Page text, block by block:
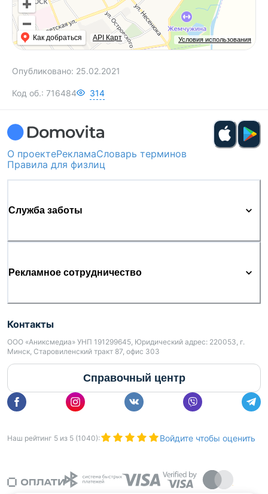
Условия использования
Как добраться API Карт
Опубликовано: 25.02.2021
Код об.: 716484 314
О проектеРекламаСловарь терминов
Правила для физлиц
Служба заботы
Рекламное сотрудничество
Контакты
ООО «Аниксмедиа» УНП 191299645, Юридический адрес: 220053, г.
Минск, Старовиленский тракт 87, офис 303
Справочный центр
Наш рейтинг 5 из 5 (1040): Войдите чтобы оценить